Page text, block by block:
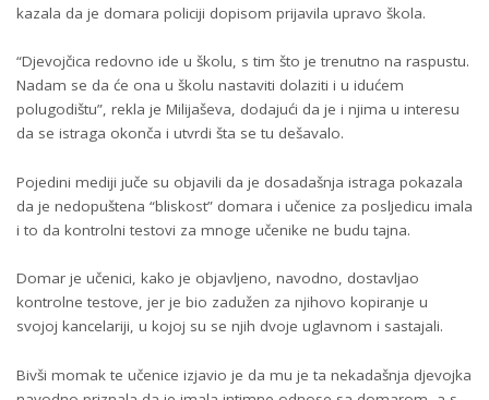
kazala da je domara policiji dopisom prijavila upravo škola.
“Djevojčica redovno ide u školu, s tim što je trenutno na raspustu.
Nadam se da će ona u školu nastaviti dolaziti i u idućem
polugodištu”, rekla je Milijaševa, dodajući da je i njima u interesu
da se istraga okonča i utvrdi šta se tu dešavalo.
Pojedini mediji juče su objavili da je dosadašnja istraga pokazala
da je nedopuštena “bliskost” domara i učenice za posljedicu imala
i to da kontrolni testovi za mnoge učenike ne budu tajna.
Domar je učenici, kako je objavljeno, navodno, dostavljao
kontrolne testove, jer je bio zadužen za njihovo kopiranje u
svojoj kancelariji, u kojoj su se njih dvoje uglavnom i sastajali.
Bivši momak te učenice izjavio je da mu je ta nekadašnja djevojka